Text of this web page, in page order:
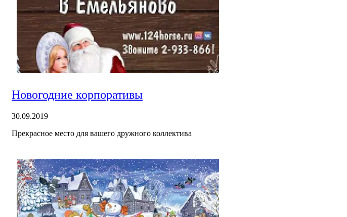
Новогодние корпоративы
30.09.2019
Прекрасное место для вашего дружного коллектива